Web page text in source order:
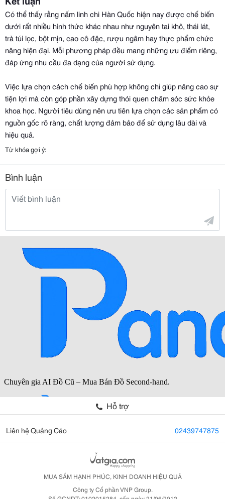
Có thể thấy rằng nấm linh chi Hàn Quốc hiện nay được chế biến
dưới rất nhiều hình thức khác nhau như nguyên tai khô, thái lát,
trà túi lọc, bột mịn, cao cô đặc, rượu ngâm hay thực phẩm chức
năng hiện đại. Mỗi phương pháp đều mang những ưu điểm riêng,
đáp ứng nhu cầu đa dạng của người sử dụng.
Việc lựa chọn cách chế biến phù hợp không chỉ giúp nâng cao sự
tiện lợi mà còn góp phần xây dựng thói quen chăm sóc sức khỏe
khoa học. Người tiêu dùng nên ưu tiên lựa chọn các sản phẩm có
nguồn gốc rõ ràng, chất lượng đảm bảo để sử dụng lâu dài và
hiệu quả.
Từ khóa gợi ý:
Bình luận
Hỗ trợ
Liên hệ Quảng Cáo 02439747875
MUA SẮM HẠNH PHÚC, KINH DOANH HIỆU QUẢ
Công ty Cổ phần VNP Group.